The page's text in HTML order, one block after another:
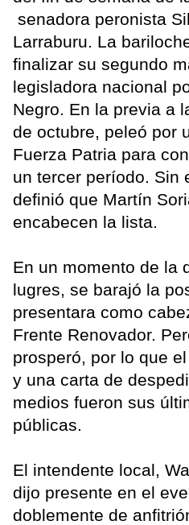
senadora peronista
Larraburu. La
finalizar su segundo
legisladora nacional
Negro. En la previa a
de octubre, peleó por
Fuerza Patria para
un tercer período. Sin
definió que Martín
encabecen la lista.
En un momento de la
lugres, se barajó la
presentara como
Frente Renovador.
prosperó, por lo que
y una carta de
medios fueron sus
públicas.
El intendente local,
dijo presente en el
doblemente de